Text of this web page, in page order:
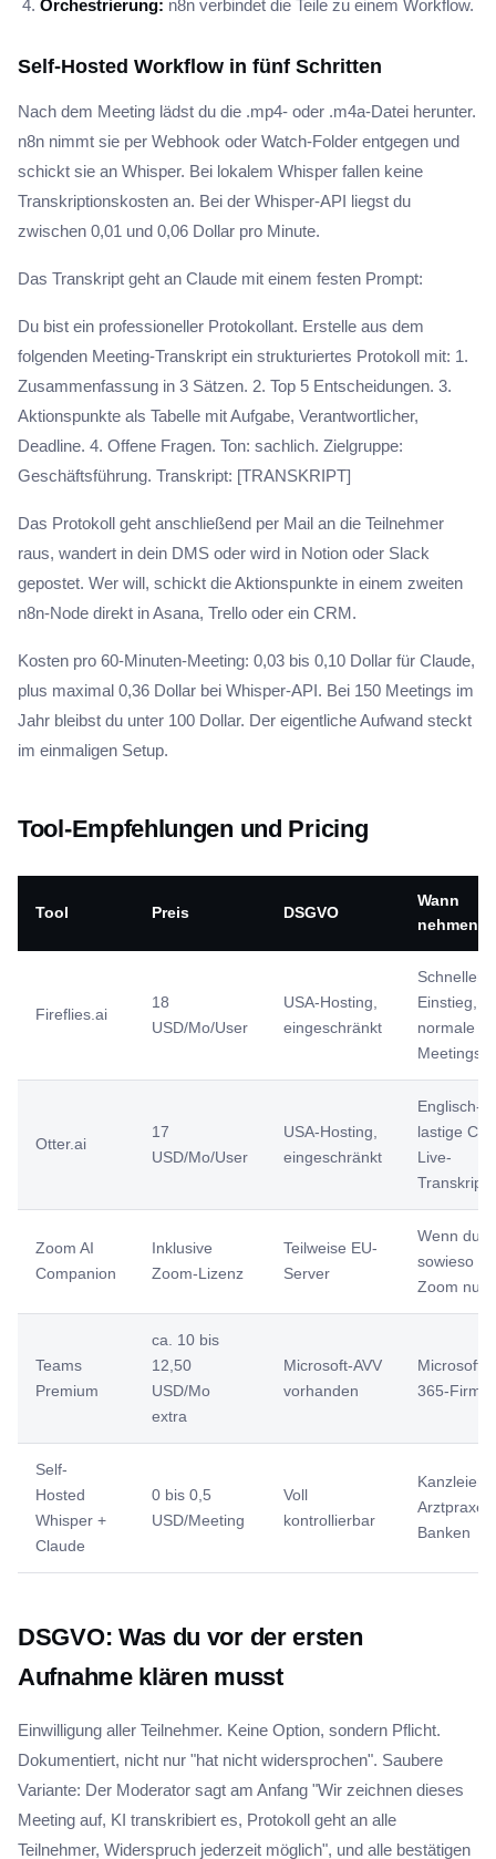
Orchestrierung: n8n verbindet die Teile zu einem Workflow.
Self-Hosted Workflow in fünf Schritten
Nach dem Meeting lädst du die .mp4- oder .m4a-Datei herunter.
n8n nimmt sie per Webhook oder Watch-Folder entgegen und
schickt sie an Whisper. Bei lokalem Whisper fallen keine
Transkriptionskosten an. Bei der Whisper-API liegst du
zwischen 0,01 und 0,06 Dollar pro Minute.
Das Transkript geht an Claude mit einem festen Prompt:
Du bist ein professioneller Protokollant. Erstelle aus dem
folgenden Meeting-Transkript ein strukturiertes Protokoll mit: 1.
Zusammenfassung in 3 Sätzen. 2. Top 5 Entscheidungen. 3.
Aktionspunkte als Tabelle mit Aufgabe, Verantwortlicher,
Deadline. 4. Offene Fragen. Ton: sachlich. Zielgruppe:
Geschäftsführung. Transkript: [TRANSKRIPT]
Das Protokoll geht anschließend per Mail an die Teilnehmer
raus, wandert in dein DMS oder wird in Notion oder Slack
gepostet. Wer will, schickt die Aktionspunkte in einem zweiten
n8n-Node direkt in Asana, Trello oder ein CRM.
Kosten pro 60-Minuten-Meeting: 0,03 bis 0,10 Dollar für Claude,
plus maximal 0,36 Dollar bei Whisper-API. Bei 150 Meetings im
Jahr bleibst du unter 100 Dollar. Der eigentliche Aufwand steckt
im einmaligen Setup.
Tool-Empfehlungen und Pricing
Tool Preis DSGVO
Wann
nehmen
Fireflies.ai
18
USD/Mo/User
USA-Hosting,
eingeschränkt
Schneller
Einstieg,
normale
Meetings
Otter.ai
17
USD/Mo/User
USA-Hosting,
eingeschränkt
Englisch-
lastige
Live-
Zoom AI
Companion
Inklusive
Zoom-Lizenz
Teilweise EU-
Server
Wenn du
sowieso
Zoom nutzt
Teams
Premium
ca. 10 bis
12,50
USD/Mo
extra
Microsoft-AVV
vorhanden
Microsoft-
365-
Self-
Hosted
Whisper +
Claude
0 bis 0,5
USD/Meeting
Voll
kontrollierbar
Kanzleien,
Banken
DSGVO: Was du vor der ersten
Aufnahme klären musst
Einwilligung aller Teilnehmer. Keine Option, sondern Pflicht.
Dokumentiert, nicht nur "hat nicht widersprochen". Saubere
Variante: Der Moderator sagt am Anfang "Wir zeichnen dieses
Meeting auf, KI transkribiert es, Protokoll geht an alle
Teilnehmer, Widerspruch jederzeit möglich", und alle bestätigen